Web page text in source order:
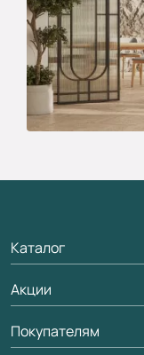
Каталог
Межкомнатные двери
Подбор двери
Акции
Акции компании
Покупателям